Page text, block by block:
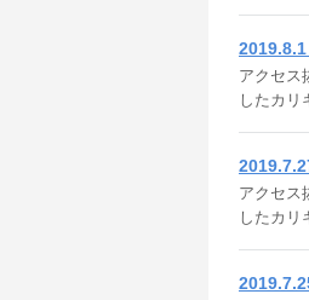
アクセス
したカリ
アクセス
したカリ